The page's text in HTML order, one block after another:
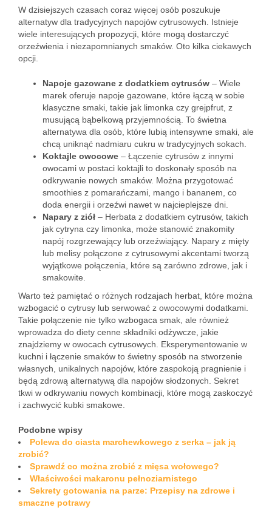
W dzisiejszych czasach coraz więcej osób poszukuje
alternatyw dla tradycyjnych napojów cytrusowych. Istnieje
wiele interesujących propozycji, które mogą dostarczyć
orzeźwienia i niezapomnianych smaków. Oto kilka ciekawych
opcji.
Napoje gazowane z dodatkiem cytrusów – Wiele
marek oferuje napoje gazowane, które łączą w sobie
klasyczne smaki, takie jak limonka czy grejpfrut, z
musującą bąbelkową przyjemnością. To świetna
alternatywa dla osób, które lubią intensywne smaki, ale
chcą uniknąć nadmiaru cukru w tradycyjnych sokach.
Koktajle owocowe – Łączenie cytrusów z innymi
owocami w postaci koktajli to doskonały sposób na
odkrywanie nowych smaków. Można przygotować
smoothies z pomarańczami, mango i bananem, co
doda energii i orzeźwi nawet w najcieplejsze dni.
Napary z ziół – Herbata z dodatkiem cytrusów, takich
jak cytryna czy limonka, może stanowić znakomity
napój rozgrzewający lub orzeźwiający. Napary z mięty
lub melisy połączone z cytrusowymi akcentami tworzą
wyjątkowe połączenia, które są zarówno zdrowe, jak i
smakowite.
Warto też pamiętać o różnych rodzajach herbat, które można
wzbogacić o cytrusy lub serwować z owocowymi dodatkami.
Takie połączenie nie tylko wzbogaca smak, ale również
wprowadza do diety cenne składniki odżywcze, jakie
znajdziemy w owocach cytrusowych. Eksperymentowanie w
kuchni i łączenie smaków to świetny sposób na stworzenie
własnych, unikalnych napojów, które zaspokoją pragnienie i
będą zdrową alternatywą dla napojów słodzonych. Sekret
tkwi w odkrywaniu nowych kombinacji, które mogą zaskoczyć
i zachwycić kubki smakowe.
Podobne wpisy
Polewa do ciasta marchewkowego z serka – jak ją
zrobić?
Sprawdź co można zrobić z mięsa wołowego?
Właściwości makaronu pełnoziarnistego
Sekrety gotowania na parze: Przepisy na zdrowe i
smaczne potrawy